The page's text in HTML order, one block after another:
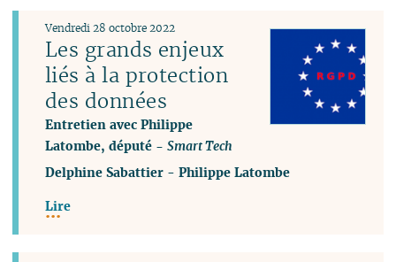
Les grands enjeux
liés à la protection
des données
Entretien avec Philippe
Latombe, député -Smart Tech
Vendredi 28 octobre 2022
Delphine Sabattier -Philippe Latombe
Lire